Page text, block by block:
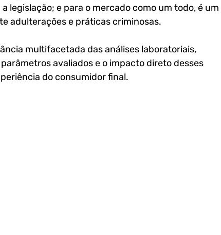
legislação; e para o mercado como um todo, é um
adulterações e práticas criminosas.
multifacetada das análises laboratoriais,
avaliados e o impacto direto desses
do consumidor final.